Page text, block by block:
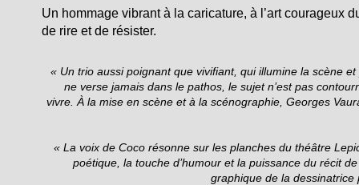
Un hommage vibrant à la caricature, à l’art courageux
de rire et de résister.
« Un trio aussi poignant que vivifiant, qui illumine la scène
ne verse jamais dans le pathos, le sujet n’est pas
vivre. À la mise en scène et à la scénographie, Georges
« La voix de Coco résonne sur les planches du théâtre
poétique, la touche d’humour et la puissance du récit
graphique de la